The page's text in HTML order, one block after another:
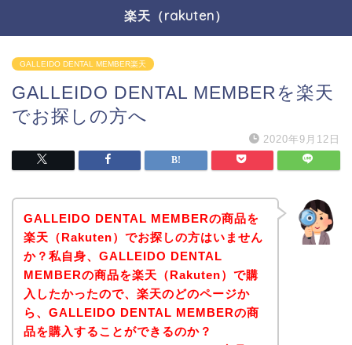
楽天（rakuten）
GALLEIDO DENTAL MEMBER楽天
GALLEIDO DENTAL MEMBERを楽天
でお探しの方へ
2020年9月12日
GALLEIDO DENTAL MEMBERの商品を
楽天（Rakuten）でお探しの方はいません
か？私自身、GALLEIDO DENTAL
MEMBERの商品を楽天（Rakuten）で購
入したかったので、楽天のどのページか
ら、GALLEIDO DENTAL MEMBERの商
品を購入することができるのか？